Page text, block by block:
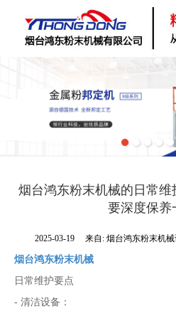
烟台鸿东粉末机械的日常
要深度保养
2025-03-19 来自: 烟台鸿东粉末机械
烟台鸿东粉末机械
日常维护要点
- 清洁设备：